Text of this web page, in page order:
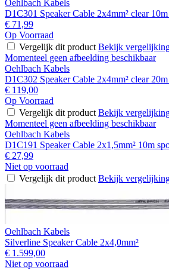
Oehlbach Kabels
D1C301 Speaker Cable 2x4mm² clear
€ 71,99
Op Voorraad
Vergelijk dit product Bekijk
Momenteel geen afbeelding beschikbaar
Oehlbach Kabels
D1C302 Speaker Cable 2x4mm² clear
€ 119,00
Op Voorraad
Vergelijk dit product Bekijk
Momenteel geen afbeelding beschikbaar
Oehlbach Kabels
D1C191 Speaker Cable 2x1,5mm² 10m
€ 27,99
Niet op voorraad
Vergelijk dit product Bekijk
Oehlbach Kabels
Silverline Speaker Cable 2x4,0mm²
€ 1.599,00
Niet op voorraad